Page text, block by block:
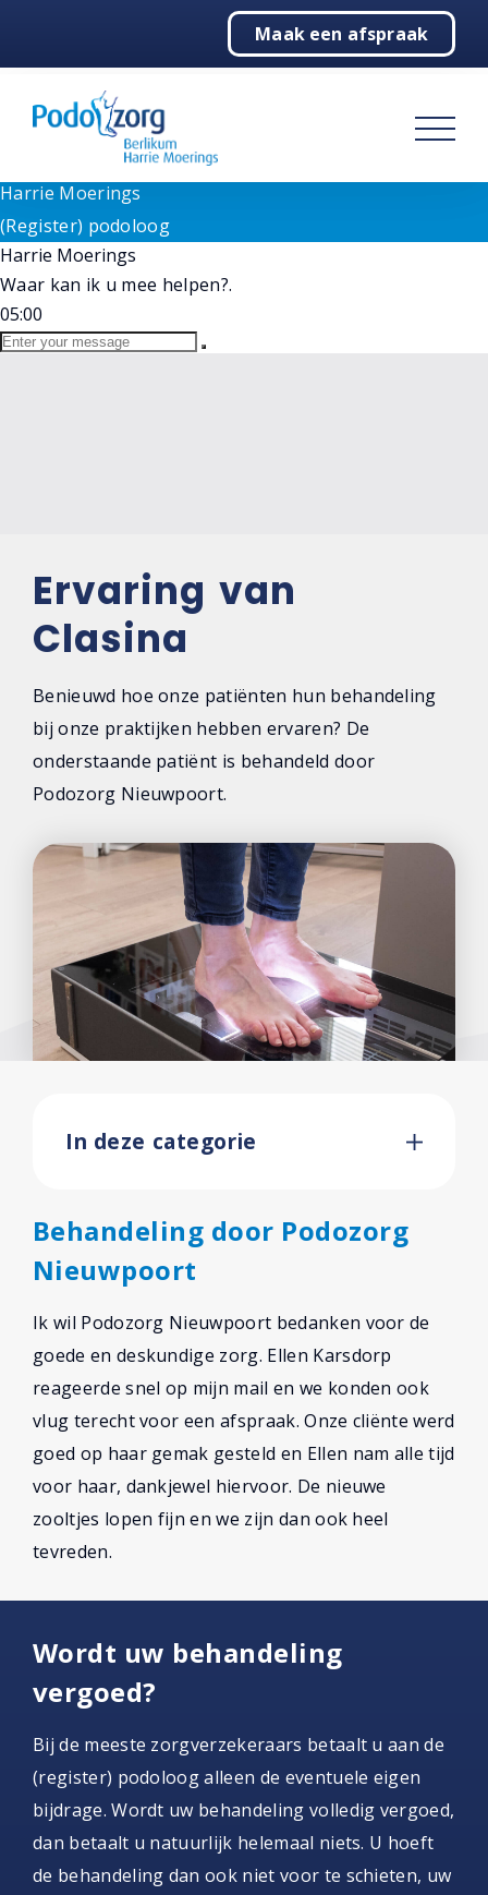
Goedemorgen!
Wij staan voor u klaar bij vragen. Selecteer hieronder
onze medewerker.
(Register) podoloog Harrie Moerings
Harrie Moerings
(Register) podoloog
Harrie Moerings
Waar kan ik u mee helpen?.
05:00
Maak een afspraak
Podologie
Behandelingen
Over ons
Contact
Ervaring van
Clasina
Benieuwd hoe onze patiënten hun behandeling
bij onze praktijken hebben ervaren? De
onderstaande patiënt is behandeld door
Podozorg Nieuwpoort.
In deze categorie
Behandeling door Podozorg
Nieuwpoort
Ik wil Podozorg Nieuwpoort bedanken voor de
goede en deskundige zorg. Ellen Karsdorp
reageerde snel op mijn mail en we konden ook
vlug terecht voor een afspraak. Onze cliënte werd
goed op haar gemak gesteld en Ellen nam alle tijd
voor haar, dankjewel hiervoor. De nieuwe
zooltjes lopen fijn en we zijn dan ook heel
tevreden.
Wordt uw behandeling
vergoed?
Bij de meeste zorgverzekeraars betaalt u aan de
(register) podoloog alleen de eventuele eigen
bijdrage. Wordt uw behandeling volledig vergoed,
dan betaalt u natuurlijk helemaal niets. U hoeft
de behandeling dan ook niet voor te schieten, uw